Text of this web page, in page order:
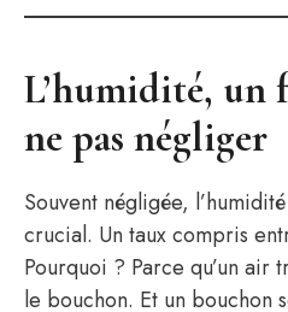
L’humidité, un
ne pas négliger
Souvent négligée,
crucial. Un taux compris
Pourquoi ? Parce qu’un air
le bouchon. Et un bouchon